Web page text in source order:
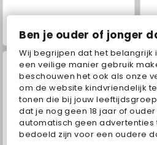
Ben je ouder of jonger
Wij begrijpen dat het
een veilige manier gebruik
beschouwen het ook als onze
om de website kindvriendelijk
tonen die bij jouw
dat je nog geen 18 jaar of
automatisch geen advertenties
bedoeld zijn voor een oudere
Hidden Object: Street of Secrets
World War 2 Shooter